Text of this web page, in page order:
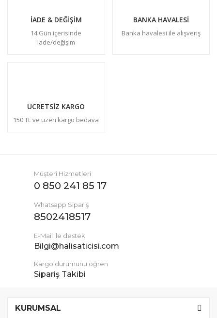
İADE & DEĞİŞİM
14 Gün içerisinde
iade/değişim
BANKA HAVALESİ
Banka havalesi ile alışveriş
ÜCRETSİZ KARGO
150 TL ve üzeri kargo bedava
Müşteri Hizmetleri
0 850 241 85 17
Whatsapp Sipariş
8502418517
E-Mail ile destek
Bilgi@halisaticisi.com
Kargo durumunu öğren
Sipariş Takibi
KURUMSAL